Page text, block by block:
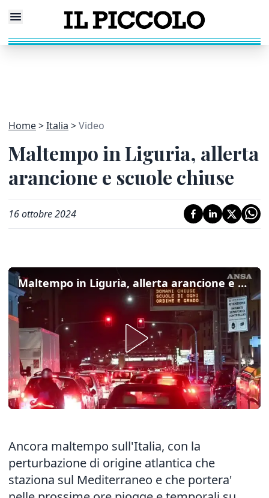
Home Italia Video
Maltempo in Liguria, allerta
arancione e scuole chiuse
16 ottobre 2024
Maltempo in Liguria, allerta arancione e scuole chiuse
Ancora maltempo sull'Italia, con la
perturbazione di origine atlantica che
staziona sul Mediterraneo e che portera'